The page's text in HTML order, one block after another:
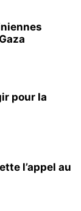
pour la
l’appel au